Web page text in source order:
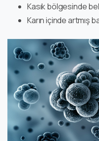
Kasık bölgesinde
Karın içinde artmış